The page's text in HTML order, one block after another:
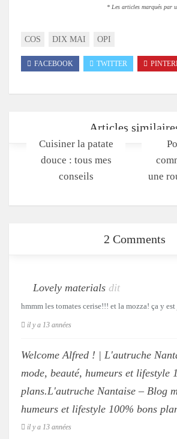
* Les articles marqués par
COS DIX MAI OPI
FACEBOOK TWITTER
Articles
Cuisiner la patate
douce : tous mes
conseils
une
2 Comments
Lovely materials dit
hmmm les tomates cerise!!! et la mozza! ça y
il y a 13 années
Welcome Alfred ! | L'autruche
mode, beauté, humeurs et lifestyle
plans.L'autruche Nantaise – Blog
humeurs et lifestyle 100% bons
il y a 13 années